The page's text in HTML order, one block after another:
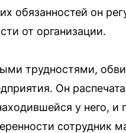
обязанностей он
от организации.
трудностями,
Он
у него,
сотрудник